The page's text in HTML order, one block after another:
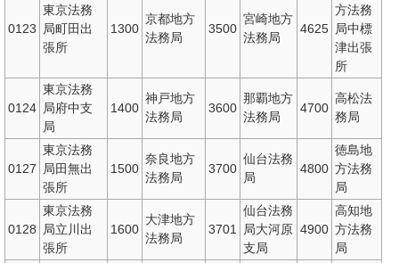
0123
東京法務
局町田出
張所
1300
京都地方
法務局
3500
宮崎地方
法務局
4625
方法務
局中標
津出張
所
0124
東京法務
局府中支
局
1400
神戸地方
法務局
3600
那覇地方
法務局
4700
高松法
務局
0127
東京法務
局田無出
張所
1500
奈良地方
法務局
3700
仙台法務
局
4800
徳島地
方法務
局
0128
東京法務
局立川出
張所
1600
大津地方
法務局
3701
仙台法務
局大河原
支局
4900
高知地
方法務
局